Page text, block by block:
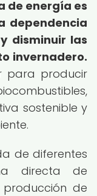
de energía es
dependencia
disminuir las
invernadero.
para producir
sostenible y
de diferentes
directa de
de